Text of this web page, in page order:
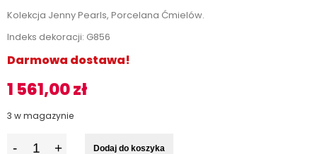
Kolekcja Jenny Pearls, Porcelana Ćmielów.
Indeks dekoracji: G856
Darmowa dostawa!
1 561,00zł
3 w magazynie
Dodaj do koszyka